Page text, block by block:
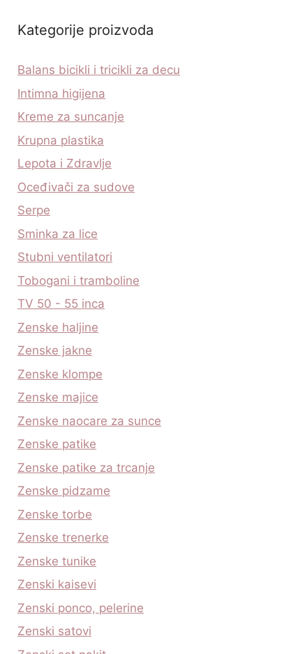
Kategorije proizvoda
Balans bicikli i tricikli za decu
Intimna higijena
Kreme za suncanje
Krupna plastika
Lepota i Zdravlje
Oceđivači za sudove
Serpe
Sminka za lice
Stubni ventilatori
Tobogani i tramboline
TV 50 - 55 inca
Zenske haljine
Zenske jakne
Zenske klompe
Zenske majice
Zenske naocare za sunce
Zenske patike
Zenske patike za trcanje
Zenske pidzame
Zenske torbe
Zenske trenerke
Zenske tunike
Zenski kaisevi
Zenski ponco, pelerine
Zenski satovi